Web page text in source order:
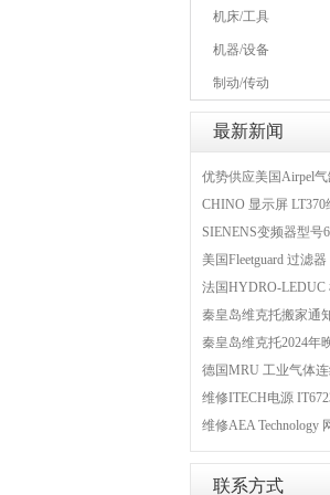
机床/工具
机器/设备
制动/传动
最新新闻
优势供应美国Airpel
美国Fleetguard 过滤器
法国HYDRO-LEDUC
秦皇岛维克托搬家通
秦皇岛维克托2024年
德国MRU 工业气体
维修ITECH电源
联系方式